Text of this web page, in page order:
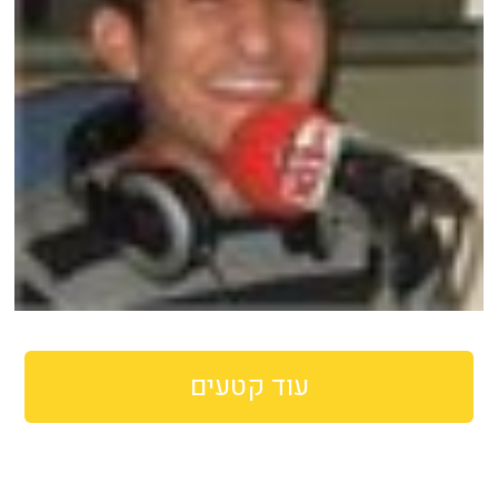
עוד קטעים